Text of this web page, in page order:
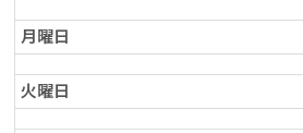
月曜日
火曜日